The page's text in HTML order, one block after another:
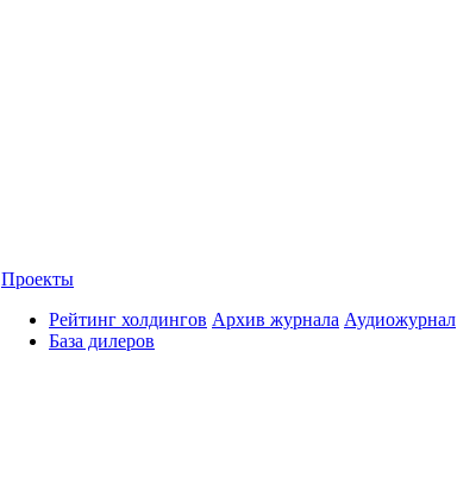
Проекты
Рейтинг холдингов
База дилеров
Архив журнала Аудиожурнал